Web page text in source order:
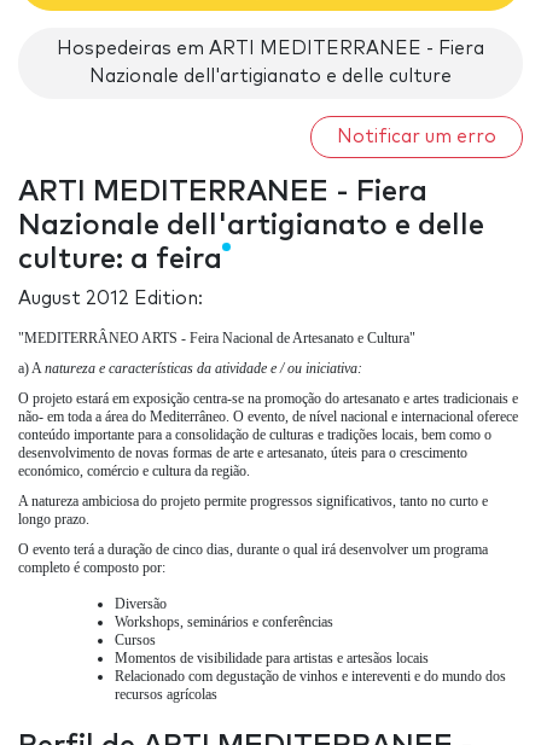
Hospedeiras em ARTI MEDITERRANEE - Fiera
Nazionale dell'artigianato e delle culture
Notificar um erro
ARTI MEDITERRANEE - Fiera
Nazionale dell'artigianato e delle
culture: a feira
August 2012 Edition:
"MEDITERRÂNEO ARTS - Feira Nacional de Artesanato e Cultura"
a) Anatureza e características da atividade e / ou iniciativa:
O projeto estará em exposição centra-se na promoção do artesanato e artes tradicionais e
não- em toda a área do Mediterrâneo. O evento, de nível nacional e internacional oferece
conteúdo importante para a consolidação de culturas e tradições locais, bem como o
desenvolvimento de novas formas de arte e artesanato, úteis para o crescimento
económico, comércio e cultura da região.
A natureza ambiciosa do projeto permite progressos significativos, tanto no curto e
longo prazo.
O evento terá a duração de cinco dias, durante o qual irá desenvolver um programa
completo é composto por:
Diversão
Workshops, seminários e conferências
Cursos
Momentos de visibilidade para artistas e artesãos locais
Relacionado com degustação de vinhos e intereventi e do mundo dos
recursos agrícolas